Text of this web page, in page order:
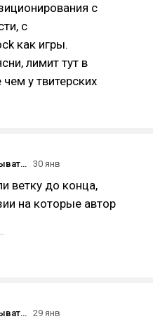
с
с
как игры.
лимит тут в
у твитерских
На такое принято не показывать пальцем… 30 янв
ветку до конца,
на которые автор
На такое принято не показывать пальцем… 29 янв